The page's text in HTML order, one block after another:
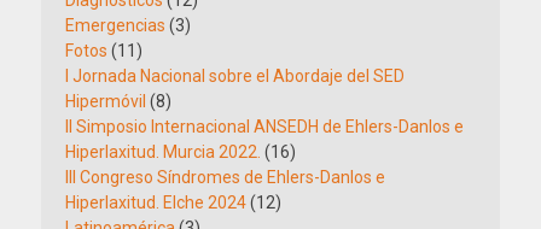
Emergencias (3)
Fotos (11)
I Jornada Nacional sobre el Abordaje del SED
Hipermóvil (8)
II Simposio Internacional ANSEDH de Ehlers-Danlos e
Hiperlaxitud. Murcia 2022. (16)
III Congreso Síndromes de Ehlers-Danlos e
Hiperlaxitud. Elche 2024(12)